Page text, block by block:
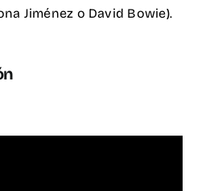
Jiménez o David Bowie).